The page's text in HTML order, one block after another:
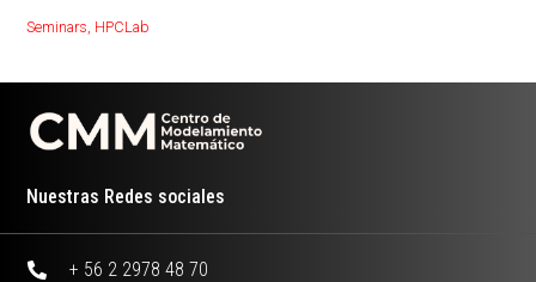
Seminars, HPCLab
Nuestras Redes sociales
+ 56 2 2978 48 70